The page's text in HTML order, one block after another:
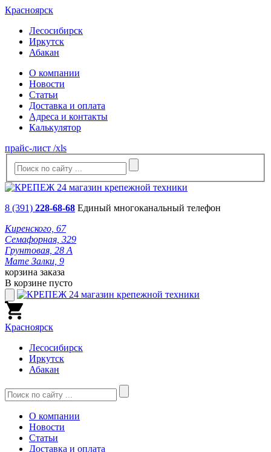
Красноярск
Лесосибирск
Иркутск
Абакан
О компании
Новости
Статьи
Доставка и оплата
Адреса и контакты
Калькулятор
прайс-лист /xls
8 (391) 228-68-68 Единый многоканальный телефон
Киренского, 67
Семафорная, 329
Грунтовая, 28 А
Мате Залки, 9
корзина заказа
В корзине пусто
Красноярск
Лесосибирск
Иркутск
Абакан
О компании
Новости
Статьи
Доставка и оплата